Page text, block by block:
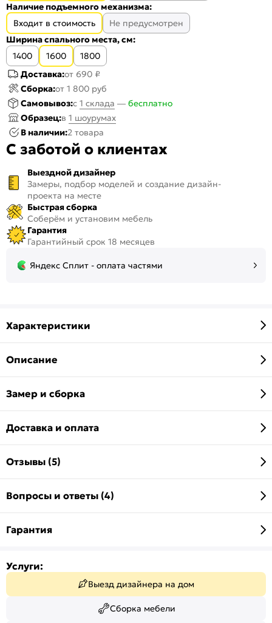
Наличие подъемного механизма:
Входит в стоимость
Не предусмотрен
Ширина спального места, см:
1400
1600
1800
Доставка:от 690 ₽
Сборка:от 1 800 руб
Самовывоз:c 1 склада — бесплатно
Образец:в 1 шоурумах
В наличии:2 товара
С заботой о клиентах
Выездной дизайнер
Замеры, подбор моделей и создание дизайн-
проекта на месте
Быстрая сборка
Соберём и установим мебель
Гарантия
Гарантийный срок 18 месяцев
Яндекс Сплит - оплата частями
Характеристики
Описание
Замер и сборка
Доставка и оплата
Отзывы (5)
Вопросы и ответы (4)
Гарантия
Услуги:
Выезд дизайнера на дом
Сборка мебели